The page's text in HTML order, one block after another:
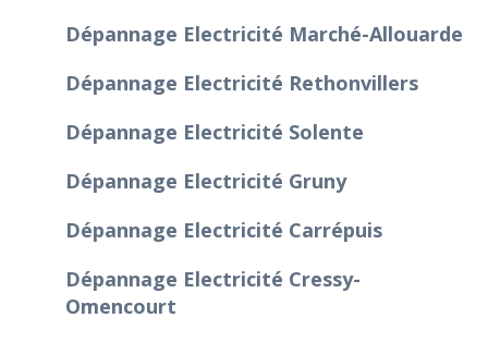
Dépannage Electricité Marché-Allouarde
Dépannage Electricité Rethonvillers
Dépannage Electricité Solente
Dépannage Electricité Gruny
Dépannage Electricité Carrépuis
Dépannage Electricité Cressy-
Omencourt